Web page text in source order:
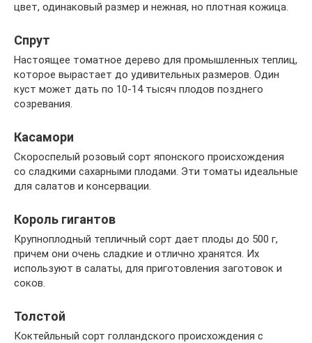
цвет, одинаковый размер и нежная, но плотная кожица.
Спрут
Настоящее томатное дерево для промышленных теплиц,
которое вырастает до удивительных размеров. Один
куст может дать по 10-14 тысяч плодов позднего
созревания.
Касамори
Скороспелый розовый сорт японского происхождения
со сладкими сахарными плодами. Эти томаты идеальные
для салатов и консервации.
Король гигантов
Крупноплодный тепличный сорт дает плоды до 500 г,
причем они очень сладкие и отлично хранятся. Их
используют в салаты, для приготовления заготовок и
соков.
Толстой
Коктейльный сорт голландского происхождения с